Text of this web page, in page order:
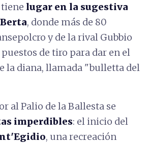
lugar en la sugestiva
, donde más de 80
y de la rival Gubbio
de tiro para dar en el
la diana, llamada "bulletta del
al Palio de la Ballesta se
imperdibles: el inicio del
, una recreación